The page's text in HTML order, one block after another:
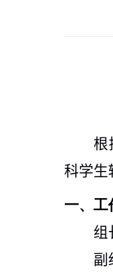
根
科学生
一、工
组
副